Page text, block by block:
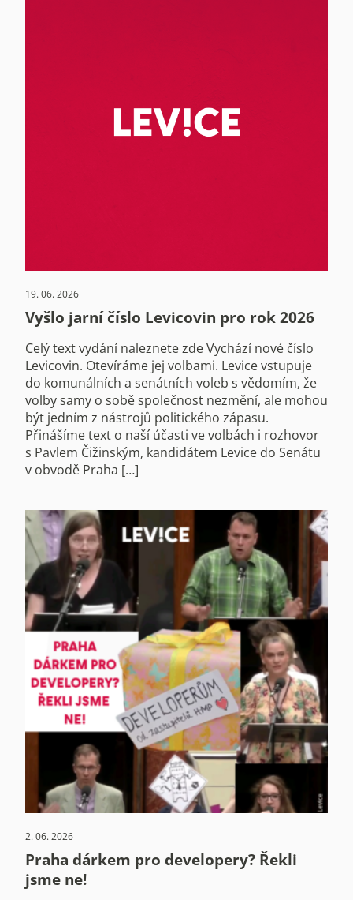
19. 06. 2026
Vyšlo jarní číslo Levicovin pro rok 2026
Celý text vydání naleznete zde Vychází nové číslo
Levicovin. Otevíráme jej volbami. Levice vstupuje
do komunálních a senátních voleb s vědomím, že
volby samy o sobě společnost nezmění, ale mohou
být jedním z nástrojů politického zápasu.
Přinášíme text o naší účasti ve volbách i rozhovor
s Pavlem Čižinským, kandidátem Levice do Senátu
v obvodě Praha […]
2. 06. 2026
Praha dárkem pro developery? Řekli
jsme ne!